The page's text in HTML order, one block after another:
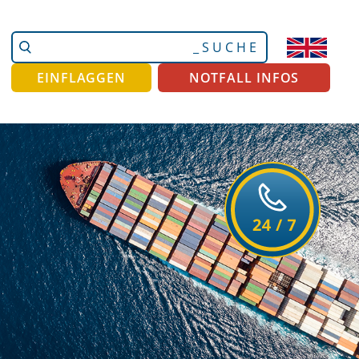
Website
durchsuchen
Erweiterte
Suche…
EINFLAGGEN
NOTFALL INFOS